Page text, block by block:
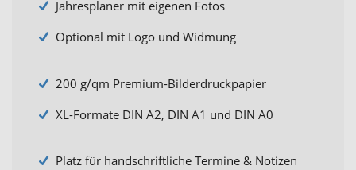
Jahresplaner mit eigenen Fotos
Optional mit Logo und Widmung
200 g/qm Premium-Bilderdruckpapier
XL-Formate DIN A2, DIN A1 und DIN A0
Platz für handschriftliche Termine & Notizen